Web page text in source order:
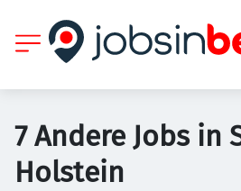
7 Andere Jobs in
Holstein